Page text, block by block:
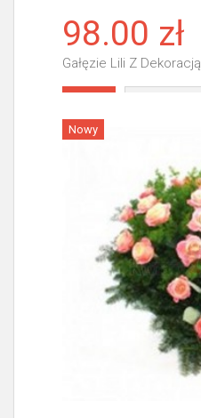
98.00 zł
Gałęzie Lili Z Dekoracją
Nowy